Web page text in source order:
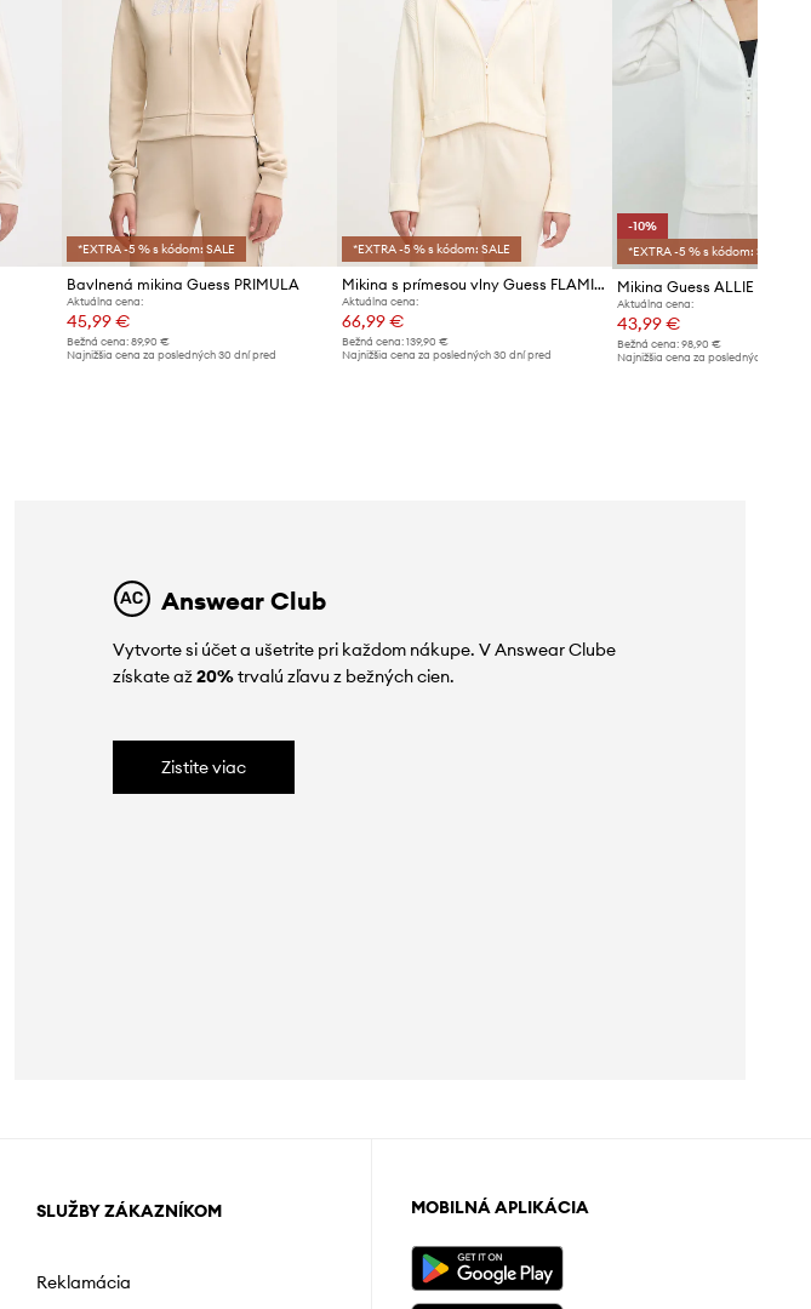
*EXTRA -5 % s kódom: SALE
Bavlnená mikina Guess PRIMULA
Aktuálna cena:
45,99 €
Bežná cena: 89,90 €
Najnižšia cena za posledných 30 dní pred
*EXTRA -5 % s kódom: SALE
Mikina s prímesou vlny Guess FLAMINIA
Aktuálna cena:
66,99 €
Bežná cena:139,90 €
Najnižšia cena za posledných 30 dní pred
-10%
*EXTRA -5 % s kódom: SALE
Mikina Guess ALLIE
Aktuálna cena:
43,99 €
Bežná cena: 98,90 €
Najnižšia cena za posledných 30 dní
Answear Club
Vytvorte si účet a ušetrite pri každom nákupe. V Answear Clube
získate až20%trvalú zľavu z bežných cien.
Zistite viac
SLUŽBY ZÁKAZNÍKOM
Reklamácia
MOBILNÁ APLIKÁCIA